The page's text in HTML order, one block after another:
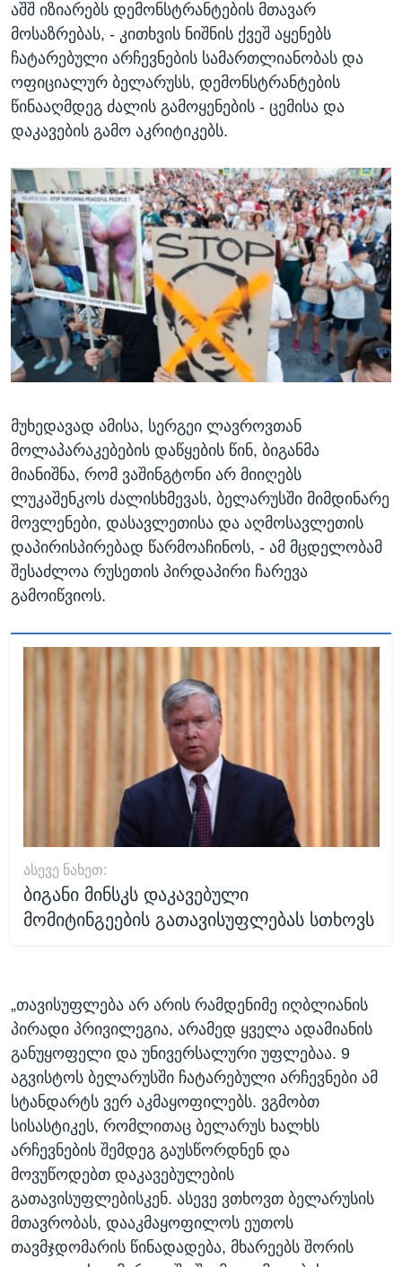
აშშ იზიარებს დემონსტრანტების მთავარ
მოსაზრებას, - კითხვის ნიშნის ქვეშ აყენებს
ჩატარებული არჩევნების სამართლიანობას და
ოფიციალურ ბელარუსს, დემონსტრანტების
წინააღმდეგ ძალის გამოყენების - ცემისა და
დაკავების გამო აკრიტიკებს.
მუხედავად ამისა, სერგეი ლავროვთან
მოლაპარაკებების დაწყების წინ, ბიგანმა
მიანიშნა, რომ ვაშინგტონი არ მიიღებს
ლუკაშენკოს ძალისხმევას, ბელარუსში მიმდინარე
მოვლენები, დასავლეთისა და აღმოსავლეთის
დაპირისპირებად წარმოაჩინოს, - ამ მცდელობამ
შესაძლოა რუსეთის პირდაპირი ჩარევა
გამოიწვიოს.
ᲐᲡᲔᲕᲔ ᲜᲐᲮᲔᲗ:
ბიგანი მინსკს დაკავებული
მომიტინგეების გათავისუფლებას სთხოვს
„თავისუფლება არ არის რამდენიმე იღბლიანის
პირადი პრივილეგია, არამედ ყველა ადამიანის
განუყოფელი და უნივერსალური უფლებაა. 9
აგვისტოს ბელარუსში ჩატარებული არჩევნები ამ
სტანდარტს ვერ აკმაყოფილებს. ვგმობთ
სისასტიკეს, რომლითაც ბელარუს ხალხს
არჩევნების შემდეგ გაუსწორდნენ და
მოვუწოდებთ დაკავებულების
გათავისუფლებისკენ. ასევე ვთხოვთ ბელარუსის
მთავრობას, დააკმაყოფილოს ეუთოს
თავმჯდომარის წინადადება, მხარეებს შორის